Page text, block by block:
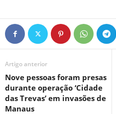
Artigo anterior
Nove pessoas foram presas
durante operação ‘Cidade
das Trevas’ em invasões de
Manaus